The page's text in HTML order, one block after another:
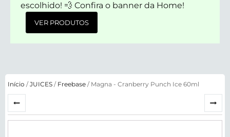
escolhido! 💨 Confira o banner da Home!
VER PRODUTOS
Início /JUICES / Freebase / Magna - Cranberry Punch Ice 60ml